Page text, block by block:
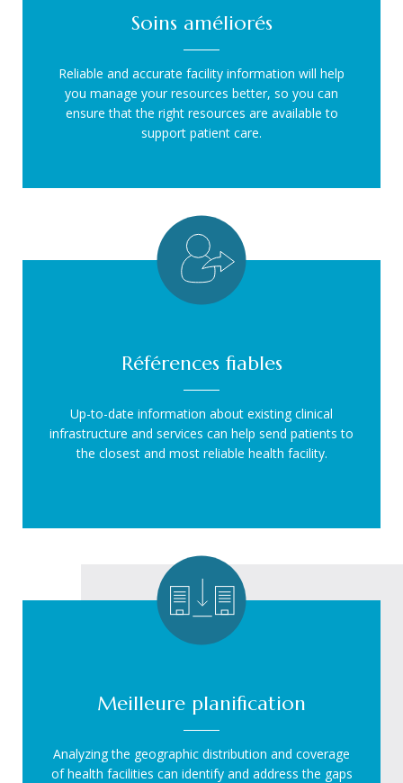
Soins améliorés
Reliable and accurate facility information will help
you manage your resources better, so you can
ensure that the right resources are available to
support patient care.
Références fiables
Up-to-date information about existing clinical
infrastructure and services can help send patients to
the closest and most reliable health facility.
Meilleure planification
Analyzing the geographic distribution and coverage
of health facilities can identify and address the gaps